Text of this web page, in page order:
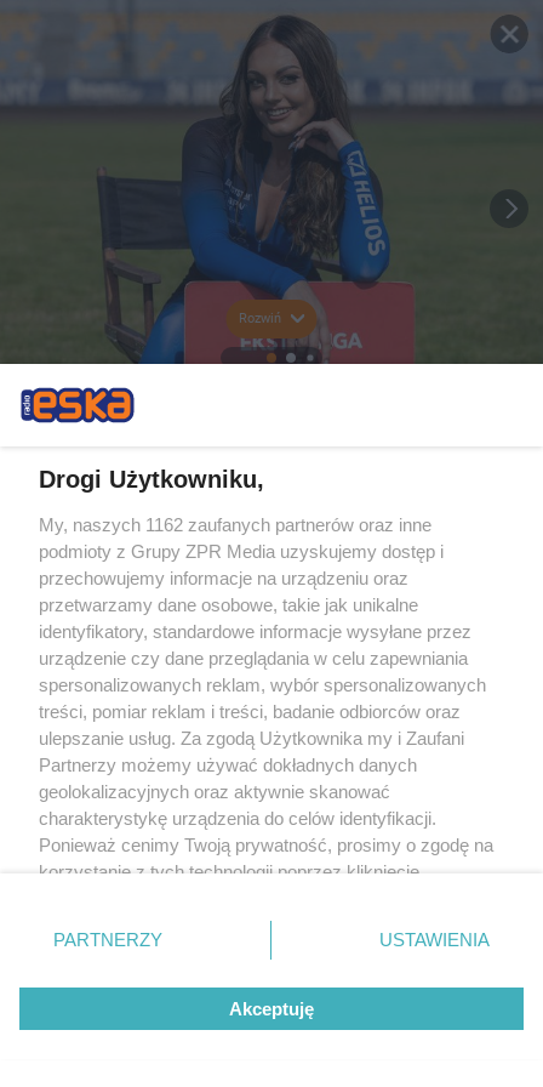
Rozwiń
Drogi Użytkowniku,
My, naszych 1162 zaufanych partnerów oraz inne
podmioty z Grupy ZPR Media uzyskujemy dostęp i
przechowujemy informacje na urządzeniu oraz
przetwarzamy dane osobowe, takie jak unikalne
identyfikatory, standardowe informacje wysyłane przez
urządzenie czy dane przeglądania w celu zapewniania
spersonalizowanych reklam, wybór spersonalizowanych
treści, pomiar reklam i treści, badanie odbiorców oraz
ulepszanie usług. Za zgodą Użytkownika my i Zaufani
Partnerzy możemy używać dokładnych danych
geolokalizacyjnych oraz aktywnie skanować
charakterystykę urządzenia do celów identyfikacji.
Ponieważ cenimy Twoją prywatność, prosimy o zgodę na
korzystanie z tych technologii poprzez kliknięcie
zmienić/wycofać klikając przycisk ustawień prywatności
znajdujący się w lewym dolnym rogu strony
rodzaje przetwarzania danych nie wymagają zgody
użytkownika, ale masz prawo sprzeciwić się takiemu
przetwarzaniu. Preferencje będą miały zastosowanie tylko
PARTNERZY USTAWIENIA
Akceptuję